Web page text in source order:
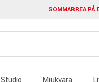
SOMMARREA PÅ